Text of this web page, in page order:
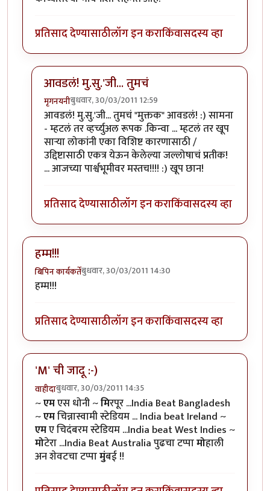
प्रतिसाद देण्यासाठीलॉग इन कराकिंवासदस्य व्हा
आवडलं! मु.सु.'जी... तुमचं
मृगनयनीबुधवार, 30/03/2011 12:59
In reply toकाव्यातल्या भावनांशी सहमतbyllपुण्याचे पेशवेll
आवडलं! मु.सु.'जी... तुमचं "मुक्तक" आवडलं! :) सामना
- म्हटलं तर व्हर्च्युअल रूपक .किन्वा ... म्हटलं तर खूप
सार्‍या लोकांनी एका विशिष्ट कारणासाठी /
उद्दिष्टासाठी एकत्र येऊन केलेल्या जल्लोषाचं प्रतीक!
... आजच्या पार्श्वभूमीवर मस्तच!!!! :) खूप छान!
प्रतिसाद देण्यासाठीलॉग इन कराकिंवासदस्य व्हा
हम्म!!!
बिपिन कार्यकर्तेबुधवार, 30/03/2011 14:30
हम्म!!!
प्रतिसाद देण्यासाठीलॉग इन कराकिंवासदस्य व्हा
'M' ची जादू :-)
वाहीदाबुधवार, 30/03/2011 14:35
~एमएस धोनी ~मिरपूर ...India Beat Bangladesh
~एमचिन्नास्वामी स्टेडियम ... India beat Ireland ~
एमए चिदंबरम स्टेडियम ...India beat West Indies ~
मोटेरा ...India Beat Australia पुढचा टप्पामोहाली
अन शेवटचा टप्पामुंबई !!